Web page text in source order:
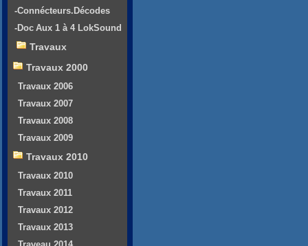
-Connécteurs.Décodes
-Doc Aux 1 à 4 LokSound
Travaux
Travaux 2000
Travaux 2006
Travaux 2007
Travaux 2008
Travaux 2009
Travaux 2010
Travaux 2010
Travaux 2011
Travaux 2012
Travaux 2013